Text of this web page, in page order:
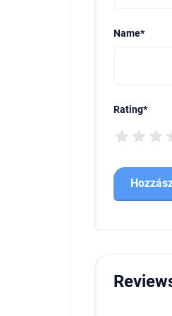
Name*
Rating*